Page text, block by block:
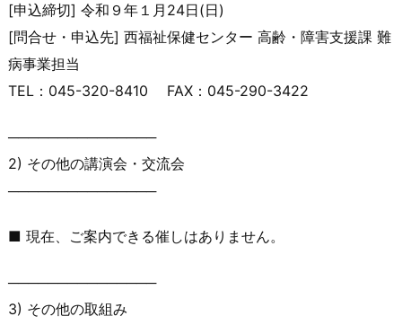
[申込締切] 令和９年１月24日(日)
[問合せ・申込先] 西福祉保健センター 高齢・障害支援課 難
病事業担当
TEL：045-320-8410 FAX：045-290-3422
───────────────
2) その他の講演会・交流会
───────────────
■ 現在、ご案内できる催しはありません。
───────────────
3) その他の取組み